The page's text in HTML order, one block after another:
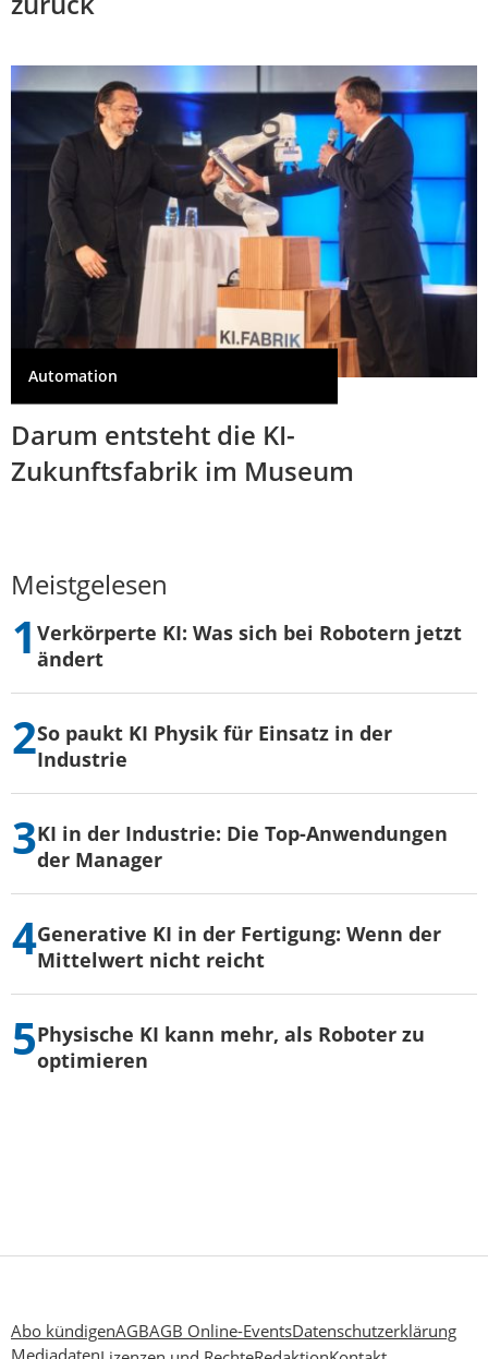
Automation
Darum entsteht die KI-
Zukunftsfabrik im Museum
Meistgelesen
Verkörperte KI: Was sich bei Robotern jetzt
ändert
So paukt KI Physik für Einsatz in der
Industrie
KI in der Industrie: Die Top-Anwendungen
der Manager
Generative KI in der Fertigung: Wenn der
Mittelwert nicht reicht
Physische KI kann mehr, als Roboter zu
optimieren
Abo kündigenAGBAGB Online-EventsDatenschutzerklärung